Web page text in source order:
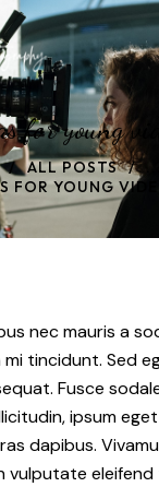
for young
ALL POSTS
FOR YOUNG
nec mauris a
mi tincidunt. Sed
Fusce
ipsum
dapibus.
vulputate eleifend